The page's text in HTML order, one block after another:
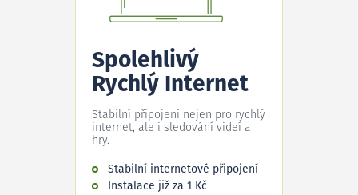
Spolehlivý
Rychlý Internet
Stabilní připojení nejen pro rychlý
internet, ale i sledování videí a
hry.
Stabilní internetové připojení
Instalace již za 1 Kč